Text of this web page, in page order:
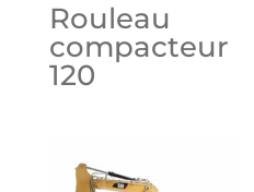
Rouleau
compacteur
120